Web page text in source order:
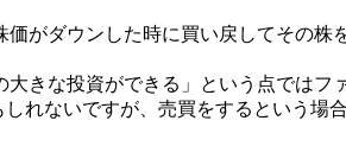
がダウンした時に買い戻してその株
きな投資ができる」という点ではフ
れないですが、売買をするという場